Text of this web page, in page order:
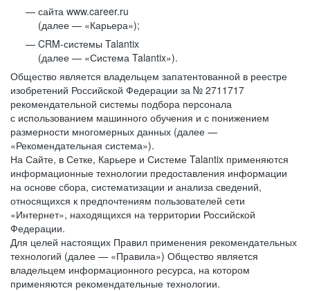
сайта www.career.ru
(далее — «Карьера»);
CRM-системы Talantix
(далее — «Система Talantix»).
Общество является владельцем запатентованной в реестре
изобретений Российской Федерации за № 2711717
рекомендательной системы подбора персонала
с использованием машинного обучения и с понижением
размерности многомерных данных (далее —
«Рекомендательная система»).
На Сайте, в Сетке, Карьере и Системе Talantix применяются
информационные технологии предоставления информации
на основе сбора, систематизации и анализа сведений,
относящихся к предпочтениям пользователей сети
«Интернет», находящихся на территории Российской
Федерации.
Для целей настоящих Правил применения рекомендательных
технологий (далее — «Правила») Общество является
владельцем информационного ресурса, на котором
применяются рекомендательные технологии.